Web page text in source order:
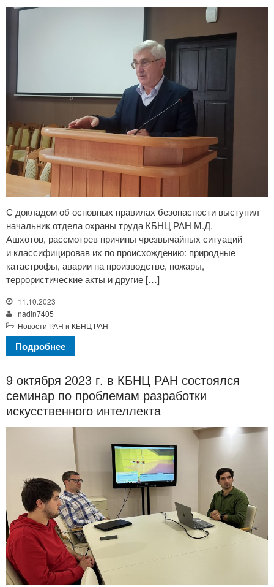
С докладом об основных правилах безопасности выступил
начальник отдела охраны труда КБНЦ РАН М.Д.
Ашхотов, рассмотрев причины чрезвычайных ситуаций
и классифицировав их по происхождению: природные
катастрофы, аварии на производстве, пожары,
террористические акты и другие […]
11.10.2023
nadin7405
Новости РАН и КБНЦ РАН
Подробнее
9 октября 2023 г. в КБНЦ РАН состоялся
семинар по проблемам разработки
искусственного интеллекта